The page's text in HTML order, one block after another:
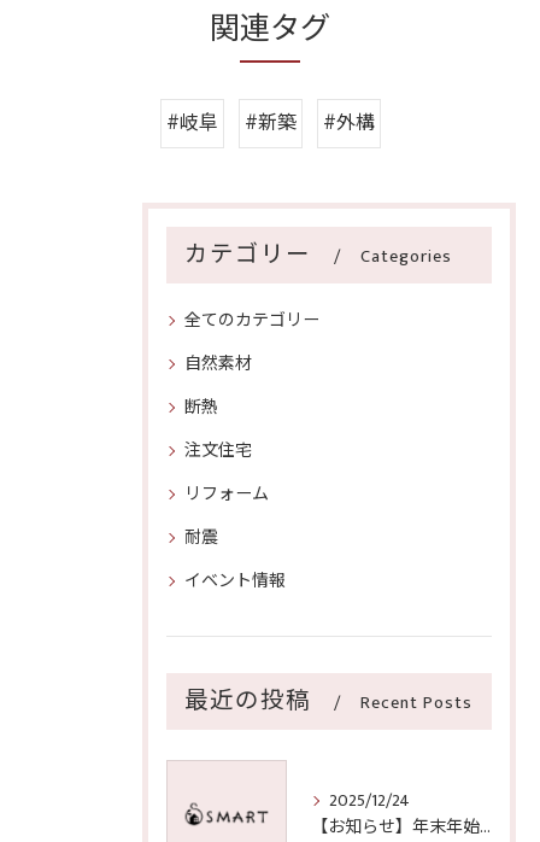
関連タグ
#岐阜 #新築 #外構
カテゴリー Categories
全てのカテゴリー
自然素材
断熱
注文住宅
リフォーム
耐震
イベント情報
最近の投稿 Recent Posts
2025/12/24
【お知らせ】年末年始の営業期間のご案内